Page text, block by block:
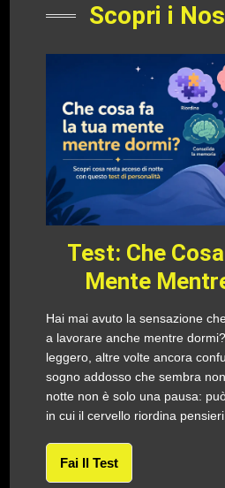
Scopri i
Test: Che
Mente
Hai mai avuto la sensazione
a lavorare anche mentre
leggero, altre volte ancora
sogno addosso che sembra
notte non è solo una pausa:
in cui il cervello riordina
Fai Il Test